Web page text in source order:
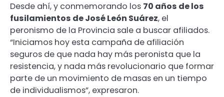
Desde ahí, y conmemorando los 70 años de los
fusilamientos de José León Suárez, el
peronismo de la Provincia sale a buscar afiliados.
“Iniciamos hoy esta campaña de afiliación
seguros de que nada hay más peronista que la
resistencia, y nada más revolucionario que formar
parte de un movimiento de masas en un tiempo
de individualismos”, expresaron.